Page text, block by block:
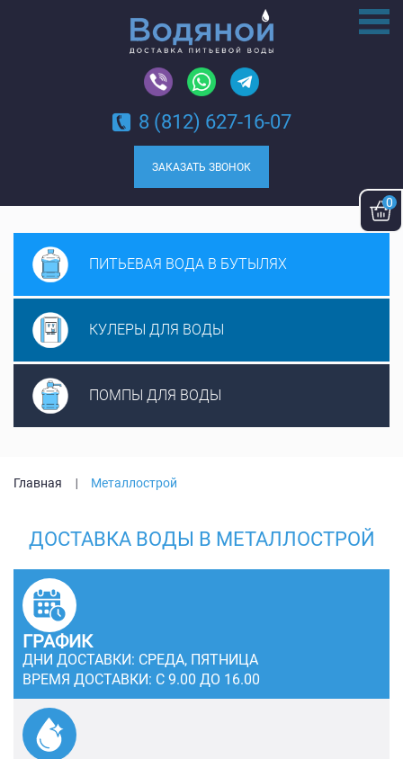
0
8 (812) 627-16-07
ЗАКАЗАТЬ ЗВОНОК
ПИТЬЕВАЯ ВОДА В БУТЫЛЯХ
КУЛЕРЫ ДЛЯ ВОДЫ
ПОМПЫ ДЛЯ ВОДЫ
Главная Металлострой
ДОСТАВКА ВОДЫ В МЕТАЛЛОСТРОЙ
ГРАФИК
ДНИ ДОСТАВКИ: СРЕДА, ПЯТНИЦА
ВРЕМЯ ДОСТАВКИ: С 9.00 ДО 16.00